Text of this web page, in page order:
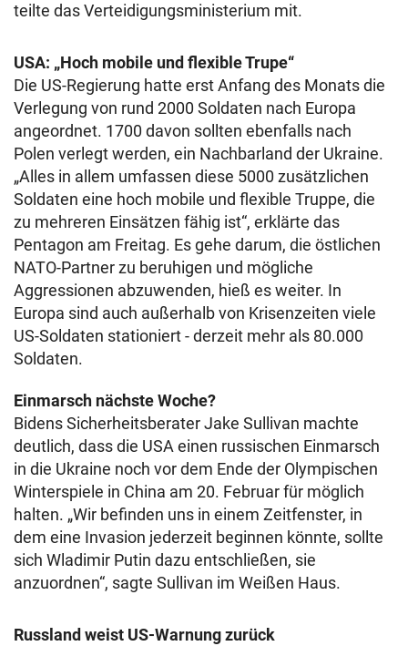
teilte das Verteidigungsministerium mit.
USA: „Hoch mobile und flexible Trupe“
Die US-Regierung hatte erst Anfang des Monats die
Verlegung von rund 2000 Soldaten nach Europa
angeordnet. 1700 davon sollten ebenfalls nach
Polen verlegt werden, ein Nachbarland der Ukraine.
„Alles in allem umfassen diese 5000 zusätzlichen
Soldaten eine hoch mobile und flexible Truppe, die
zu mehreren Einsätzen fähig ist“, erklärte das
Pentagon am Freitag. Es gehe darum, die östlichen
NATO-Partner zu beruhigen und mögliche
Aggressionen abzuwenden, hieß es weiter. In
Europa sind auch außerhalb von Krisenzeiten viele
US-Soldaten stationiert - derzeit mehr als 80.000
Soldaten.
Einmarsch nächste Woche?
Bidens Sicherheitsberater Jake Sullivan machte
deutlich, dass die USA einen russischen Einmarsch
in die Ukraine noch vor dem Ende der Olympischen
Winterspiele in China am 20. Februar für möglich
halten. „Wir befinden uns in einem Zeitfenster, in
dem eine Invasion jederzeit beginnen könnte, sollte
sich Wladimir Putin dazu entschließen, sie
anzuordnen“, sagte Sullivan im Weißen Haus.
Russland weist US-Warnung zurück